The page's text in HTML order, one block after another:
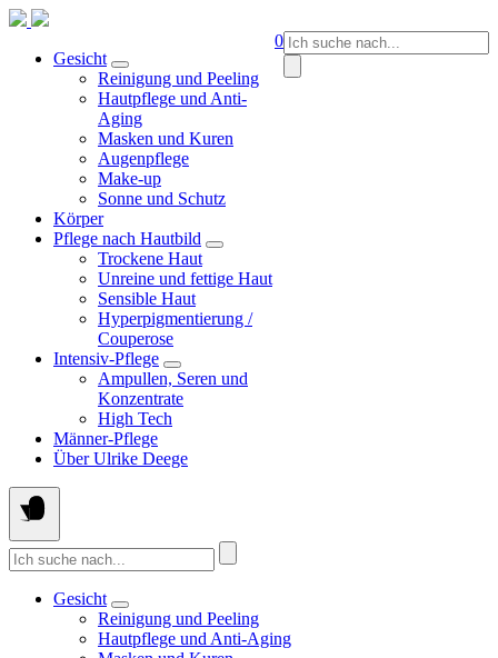
Springen
zum
Gesicht
Reinigung und Peeling
Hautpflege und Anti-
Aging
Masken und Kuren
Augenpflege
Make-up
Sonne und Schutz
Körper
Pflege nach Hautbild
Trockene Haut
Unreine und fettige Haut
Sensible Haut
Hyperpigmentierung /
Couperose
Intensiv-Pflege
Ampullen, Seren und
Konzentrate
High Tech
Männer-Pflege
Über Ulrike Deege
0Suche
nach:
Suche
nach:
Gesicht
Reinigung und Peeling
Hautpflege und Anti-Aging